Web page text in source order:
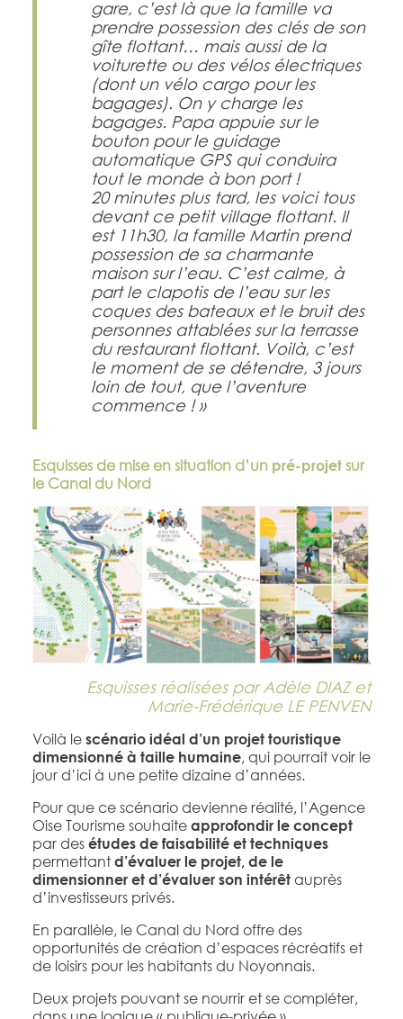
gare, c’est là que la famille va
prendre possession des clés de son
gîte flottant… mais aussi de la
voiturette ou des vélos électriques
(dont un vélo cargo pour les
bagages). On y charge les
bagages. Papa appuie sur le
bouton pour le guidage
automatique GPS qui conduira
tout le monde à bon port !
20 minutes plus tard, les voici tous
devant ce petit village flottant. Il
est 11h30, la famille Martin prend
possession de sa charmante
maison sur l’eau. C’est calme, à
part le clapotis de l’eau sur les
coques des bateaux et le bruit des
personnes attablées sur la terrasse
du restaurant flottant. Voilà, c’est
le moment de se détendre, 3 jours
loin de tout, que l’aventure
commence ! »
Esquisses de mise en situation d’un pré-projetsur
le Canal du Nord
Esquisses réalisées par Adèle DIAZ et
Marie-Frédérique LE PENVEN
Voilà le scénario idéal d’un projet touristique
dimensionné à taille humaine, qui pourrait voir le
jour d’ici à une petite dizaine d’années.
Pour que ce scénario devienne réalité, l’Agence
Oise Tourisme souhaite approfondir le concept
par des études de faisabilité et techniques
permettant d’évaluer le projet, de le
dimensionner et d’évaluer son intérêtauprès
d’investisseurs privés.
En parallèle, le Canal du Nord offre des
opportunités de création d’espaces récréatifs et
de loisirs pour les habitants du Noyonnais.
Deux projets pouvant se nourrir et se compléter,